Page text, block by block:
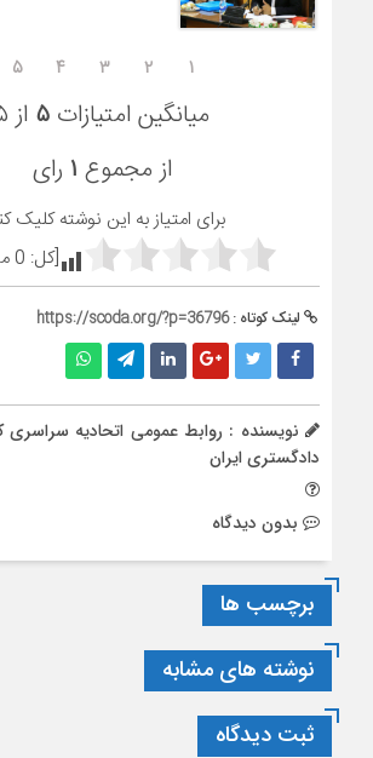
۱ ۲ ۳ ۴ ۵
میانگین امتیازات ۵ از ۵
از مجموع ۱ رای
برای امتیاز به این نوشته کلیک
[کل: 0
لینک کوتاه :https://scoda.org/?p=36796
نویسنده : روابط عمومی اتحادیه سراسری
دادگستری ایران
بدون دیدگاه
برچسب ها
نوشته های مشابه
ثبت دیدگاه